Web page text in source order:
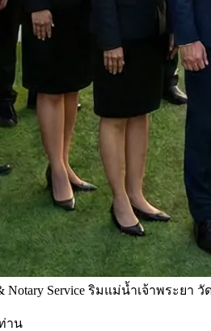
Service ริมแม่น้ำเจ้าพระยา
าน